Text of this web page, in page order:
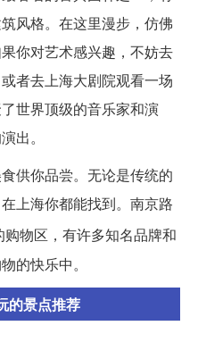
风格。在这里漫步，仿佛
你对艺术感兴趣，不妨去
者去上海大剧院观看一场
世界顶级的音乐家和演
出。
供你品尝。无论是传统的
上海你都能找到。南京路
物区，有许多知名品牌和
的快乐中。
的景点推荐